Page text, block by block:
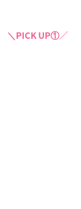
＼PICK UP①／